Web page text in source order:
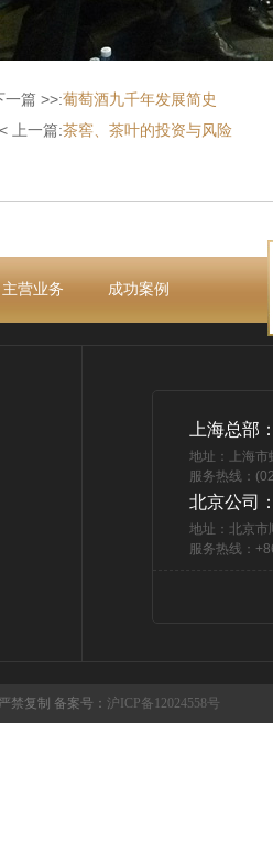
一篇 >>:葡萄酒九千年发展简史
上一篇:茶窖、茶叶的投资与风险
主营业务 成功案例
上海总部
地址：上海
服务热线：
北京公司
地址：北京市
服务热线：
禁复制 备案号： 沪ICP备12024558号